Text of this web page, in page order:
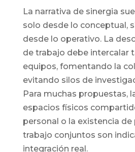
La narrativa de sinergia
solo desde lo conceptual,
desde lo operativo. La
de trabajo debe intercalar
equipos, fomentando la
evitando silos de
Para muchas propuestas,
espacios físicos
personal o la existencia
trabajo conjuntos son
integración real.